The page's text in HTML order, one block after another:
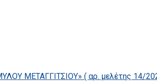
ΜΕΤΑΓΓΙΤΣΙΟΥ» ( αρ. μελέτης 14/